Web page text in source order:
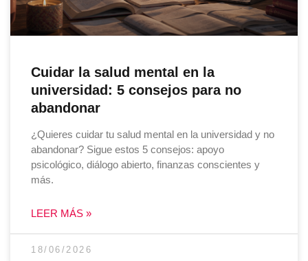
Cuidar la salud mental en la
universidad: 5 consejos para no
abandonar
¿Quieres cuidar tu salud mental en la universidad y no
abandonar? Sigue estos 5 consejos: apoyo
psicológico, diálogo abierto, finanzas conscientes y
más.
LEER MÁS »
18/06/2026